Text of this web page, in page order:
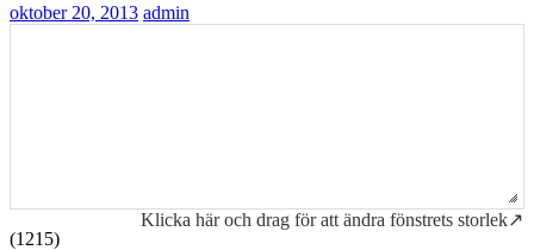
oktober 20, 2013 admin
Klicka här och drag för att ändra fönstrets storlek↗
(1215)